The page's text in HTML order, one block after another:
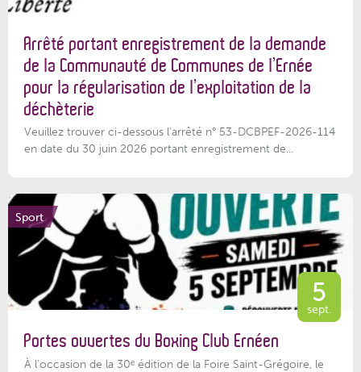
Arrêté portant enregistrement de la demande
de la Communauté de Communes de l’Ernée
pour la régularisation de l’exploitation de la
déchèterie
Veuillez trouver ci-dessous l'arrêté n° 53-DCBPEF-2026-114
en date du 30 juin 2026 portant enregistrement de...
Sport
5
sept.
Portes ouvertes du Boxing Club Ernéen
À l’occasion de la 30ᵉ édition de la Foire Saint-Grégoire, le